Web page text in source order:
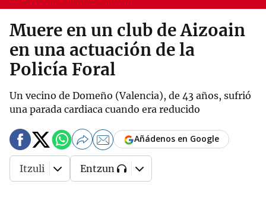
Muere en un club de Aizoain
en una actuación de la
Policía Foral
Un vecino de Domeño (Valencia), de 43 años, sufrió
una parada cardiaca cuando era reducido
Añádenos en Google
Itzuli Entzun